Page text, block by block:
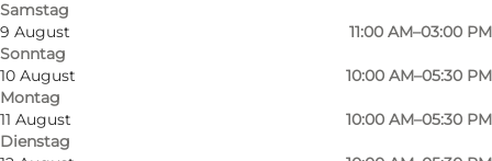
Samstag
9 August
Sonntag
11:00 AM–03:00 PM
10 August
Montag
10:00 AM–05:30 PM
11 August
Dienstag
10:00 AM–05:30 PM